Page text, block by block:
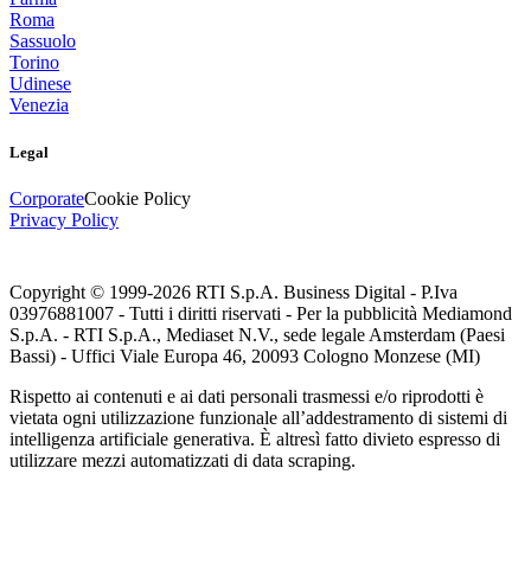
Roma
Sassuolo
Torino
Udinese
Venezia
Legal
CorporateCookie Policy
Privacy Policy
Copyright © 1999-2026 RTI S.p.A. Business Digital - P.Iva
03976881007 - Tutti i diritti riservati - Per la pubblicità Mediamond
S.p.A. - RTI S.p.A., Mediaset N.V., sede legale Amsterdam (Paesi
Bassi) - Uffici Viale Europa 46, 20093 Cologno Monzese (MI)
Rispetto ai contenuti e ai dati personali trasmessi e/o riprodotti è
vietata ogni utilizzazione funzionale all’addestramento di sistemi di
intelligenza artificiale generativa. È altresì fatto divieto espresso di
utilizzare mezzi automatizzati di data scraping.